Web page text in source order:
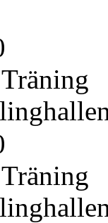
Träning
Träning